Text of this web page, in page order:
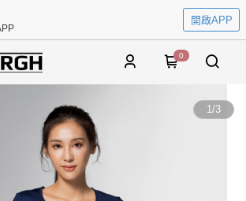
開啟APP
0
1/3